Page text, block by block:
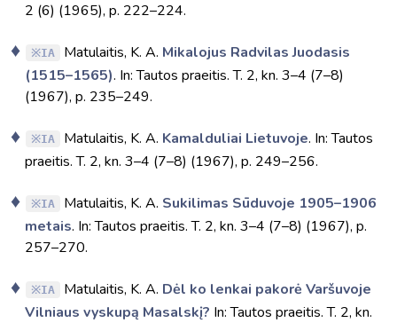
2 (6) (1965), p. 222–224.
IA Matulaitis, K. A. Mikalojus Radvilas Juodasis
(1515–1565). In: Tautos praeitis. T. 2, kn. 3–4 (7–8)
(1967), p. 235–249.
IA Matulaitis, K. A. Kamalduliai Lietuvoje. In: Tautos
praeitis. T. 2, kn. 3–4 (7–8) (1967), p. 249–256.
IA Matulaitis, K. A. Sukilimas Sūduvoje 1905–1906
metais. In: Tautos praeitis. T. 2, kn. 3–4 (7–8) (1967), p.
257–270.
IA Matulaitis, K. A. Dėl ko lenkai pakorė Varšuvoje
Vilniaus vyskupą Masalskį? In: Tautos praeitis. T. 2, kn.